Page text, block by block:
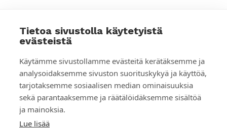
Tietoa sivustolla käytetyistä
evästeistä
Käytämme sivustollamme evästeitä kerätäksemme ja
analysoidaksemme sivuston suorituskykyä ja käyttöä,
tarjotaksemme sosiaalisen median ominaisuuksia
sekä parantaaksemme ja räätälöidäksemme sisältöä
ja mainoksia.
Lue lisää
voimassa toistaiseksi 1.1.2021 alkaen, myönnetty
1.12.2020, Poliisihallitus. Ahvenanmaa ÅLR
2025/5437, voimassa 1.1.–31.12.2026, myönnetty
28.8.2025 Ahvenanmaan maakuntahallitus. Kerätyt
varat käytetään Suomen Lähetysseuran